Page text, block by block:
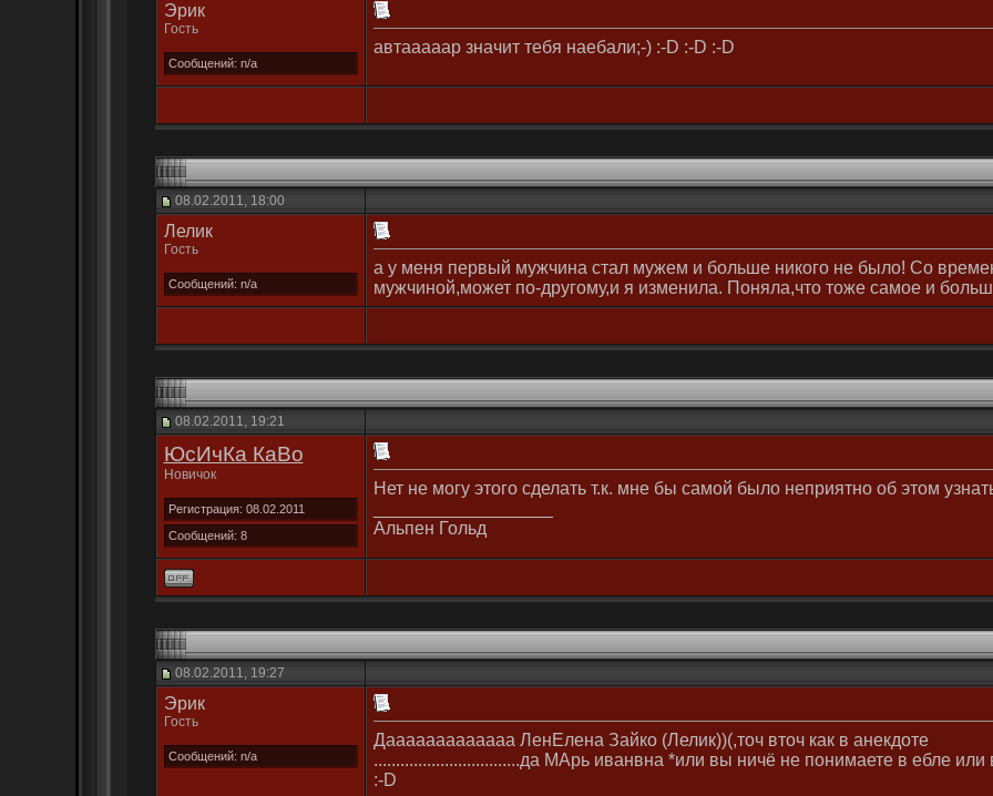
Эрик
Гость
Сообщений: n/a
автааааар значит тебя наебали;-) :-D :-D :-D
08.02.2011, 18:00
Лелик
Гость
Сообщений: n/a
а у меня первый мужчина стал мужем и больше никого не было! Со
мужчиной,может по-другому,и я изменила. Поняла,что тоже самое и
08.02.2011, 19:21
ЮсИчКa КаВo
Новичок
Регистрация: 08.02.2011
Сообщений: 8
Нет не могу этого сделать т.к. мне бы самой было неприятно об этом
Альпен Гольд
08.02.2011, 19:27
Эрик
Гость
Сообщений: n/a
Дааааааааааааа ЛенЕлена Зайко (Лелик))(,точ вточ как в анекдоте
.................................да МАрь иванвна *или вы ничё не понимаете в ебле
:-D